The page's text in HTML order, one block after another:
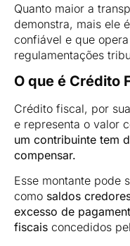
Quanto maior a
demonstra, mais ele
confiável e que
regulamentações
O que é Crédito
Crédito fiscal, por
e representa o valor
um contribuinte tem
compensar.
Esse montante pode
como saldos
excesso de
fiscais concedidos